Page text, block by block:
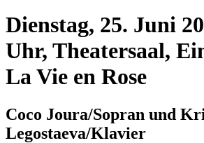
Dienstag, 25. Juni
Uhr, Theatersaal,
La Vie en Rose
Coco Joura/Sopran und
Legostaeva/Klavier